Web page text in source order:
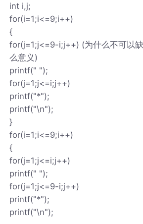
int i,j;
for(i=1;i<=9;i++)
{
for(j=1;j<=9-i;j++) (为什么不可以
么意义)
printf(" ");
for(j=1;j<=i;j++)
printf("*");
printf("\n");
}
for(i=1;i<=9;i++)
{
for(j=1;j<=i;j++)
printf(" ");
for(j=1;j<=9-i;j++)
printf("*");
printf("\n");